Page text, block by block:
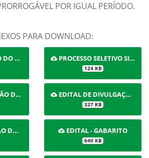
POR IGUAL PERÍODO.
PARA DOWNLOAD:
PROCESSO SELETIVO SIMPLIFICADO Nº 001/2023
124 KB
INSCRIÇÕES EDITAL DE DIVULGAÇÃO DE INSCRITOS E CONVOCAÇÃO PARA REALIZAÇÃO DAS PROVAS E ENTREGA DOS TÍTULOS
327 KB
EDITAL - GABARITO
640 KB